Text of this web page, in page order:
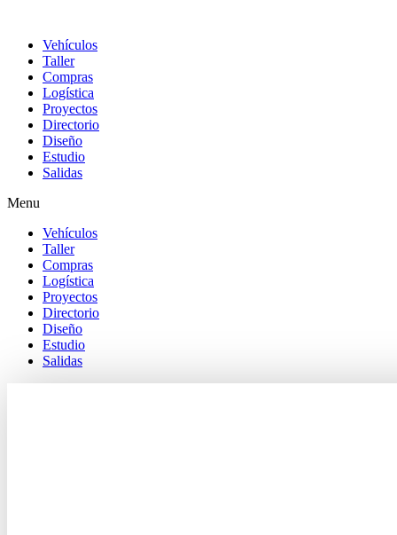
Vehículos
Taller
Compras
Logística
Proyectos
Directorio
Diseño
Estudio
Salidas
Menu
Vehículos
Taller
Compras
Logística
Proyectos
Directorio
Diseño
Estudio
Salidas